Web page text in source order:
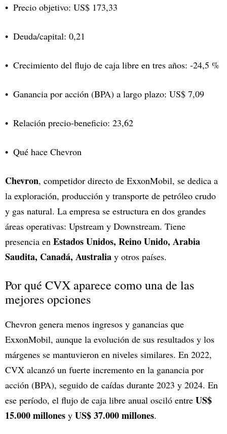
Precio objetivo: US$ 173,33
Deuda/capital: 0,21
Crecimiento del flujo de caja libre en tres años: -24,5 %
Ganancia por acción (BPA) a largo plazo: US$ 7,09
Relación precio-beneficio: 23,62
Qué hace Chevron
Chevron, competidor directo de ExxonMobil, se dedica a
la exploración, producción y transporte de petróleo crudo
y gas natural. La empresa se estructura en dos grandes
áreas operativas: Upstream y Downstream. Tiene
presencia en Estados Unidos, Reino Unido, Arabia
Saudita, Canadá, Australia y otros países.
Por qué CVX aparece como una de las
mejores opciones
Chevron genera menos ingresos y ganancias que
ExxonMobil, aunque la evolución de sus resultados y los
márgenes se mantuvieron en niveles similares. En 2022,
CVX alcanzó un fuerte incremento en la ganancia por
acción (BPA), seguido de caídas durante 2023 y 2024. En
ese período, el flujo de caja libre anual osciló entre US$
15.000 millones y US$ 37.000 millones.